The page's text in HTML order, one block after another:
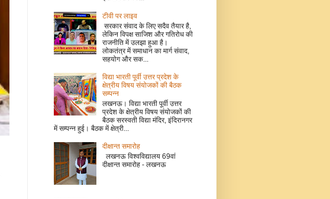
टीवी पर लाइव
सरकार संवाद के लिए सदैव तैयार है,
लेकिन विपक्ष साजिश और गतिरोध की
राजनीति में उलझा हुआ है।
लोकतंत्र में समाधान का मार्ग संवाद,
सहयोग और सक...
विद्या भारती पूर्वी उत्तर प्रदेश के
क्षेत्रीय विषय संयोजकों की बैठक
सम्पन्न
लखनऊ। विद्या भारती पूर्वी उत्तर
प्रदेश के क्षेत्रीय विषय संयोजकों की
बैठक सरस्वती विद्या मंदिर, इंदिरानगर
में सम्पन्न हुई। बैठक में क्षेत्री...
दीक्षान्त समारोह
लखनऊ विश्वविद्यालय 69वां
दीक्षान्त समारोह - लखनऊ